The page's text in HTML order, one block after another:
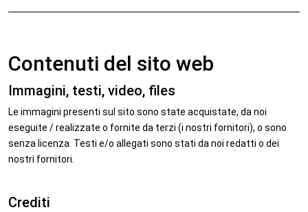
Contenuti del sito web
Immagini, testi, video, files
Le immagini presenti sul sito sono state acquistate, da noi
eseguite / realizzate o fornite da terzi (i nostri fornitori), o sono
senza licenza. Testi e/o allegati sono stati da noi redatti o dei
nostri fornitori.
Crediti